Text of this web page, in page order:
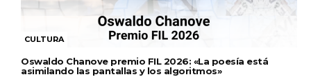
CULTURA
Oswaldo Chanove premio FIL 2026: «La poesía está
asimilando las pantallas y los algoritmos»